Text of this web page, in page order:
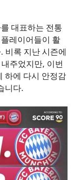
대표하는 전통
레이어들이 활
비록 지난 시즌에
주었지만, 이번
하에 다시 안정감
니다.